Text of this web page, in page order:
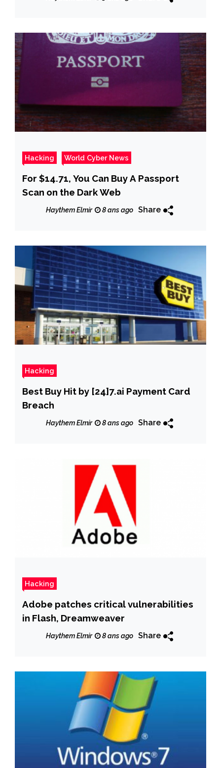
Hacking World Cyber News
For $14.71, You Can Buy A Passport
Scan on the Dark Web
Haythem Elmir 8 ans ago Share
Hacking
Best Buy Hit by [24]7.ai Payment Card
Breach
Haythem Elmir 8 ans ago Share
Hacking
Adobe patches critical vulnerabilities
in Flash, Dreamweaver
Haythem Elmir 8 ans ago Share